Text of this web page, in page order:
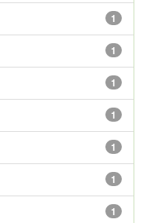
1
1
1
1
1
1
1